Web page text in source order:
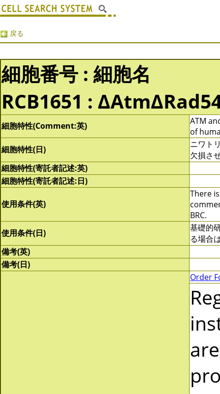
戻る
細胞番号 : 細胞名
RCB1651 :
細胞特性(Comment:英)
ATM
of
細胞特性(日)
ニワト
欠損さ
細胞特性(寄託者記述:英)
細胞特性(寄託者記述:日)
使用条件(英)
There
BRC.
使用条件(日)
基礎的
る場合
備考(英)
備考(日)
Order